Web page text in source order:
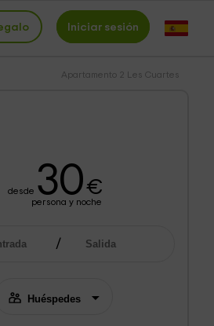
Iniciar sesión
Apartamento 2 Les Cuartes
desde 30€
persona y noche